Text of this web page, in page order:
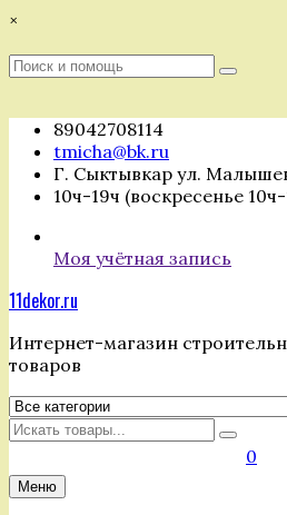
Перейти
содержимому
×
Поиск
Поиск
89042708114
tmicha@bk.ru
Г. Сыктывкар ул.
10ч-19ч (воскресенье
Моя учётная запись
11dekor.ru
Интернет-магазин
товаров
Искать
0
Меню